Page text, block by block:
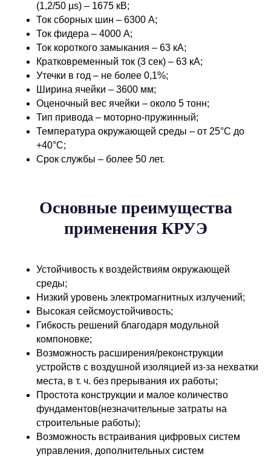
(1,2/50 µs) – 1675 кВ;
Ток сборных шин – 6300 A;
Ток фидера – 4000 A;
Ток короткого замыкания – 63 кА;
Кратковременный ток (3 сек) – 63 кА;
Утечки в год – не более 0,1%;
Ширина ячейки – 3600 мм;
Оценочный вес ячейки – около 5 тонн;
Тип привода – моторно-пружинный;
Температура окружающей среды – от 25°C до
+40°C;
Срок службы – более 50 лет.
Основные преимущества
применения КРУЭ
Устойчивость к воздействиям окружающей
среды;
Низкий уровень электромагнитных излучений;
Высокая сейсмоустойчивость;
Гибкость решений благодаря модульной
компоновке;
Возможность расширения/реконструкции
устройств с воздушной изоляцией из-за нехватки
места, в т. ч. без прерывания их работы;
Простота конструкции и малое количество
фундаментов(незначительные затраты на
строительные работы);
Возможность встраивания цифровых систем
управления, дополнительных систем